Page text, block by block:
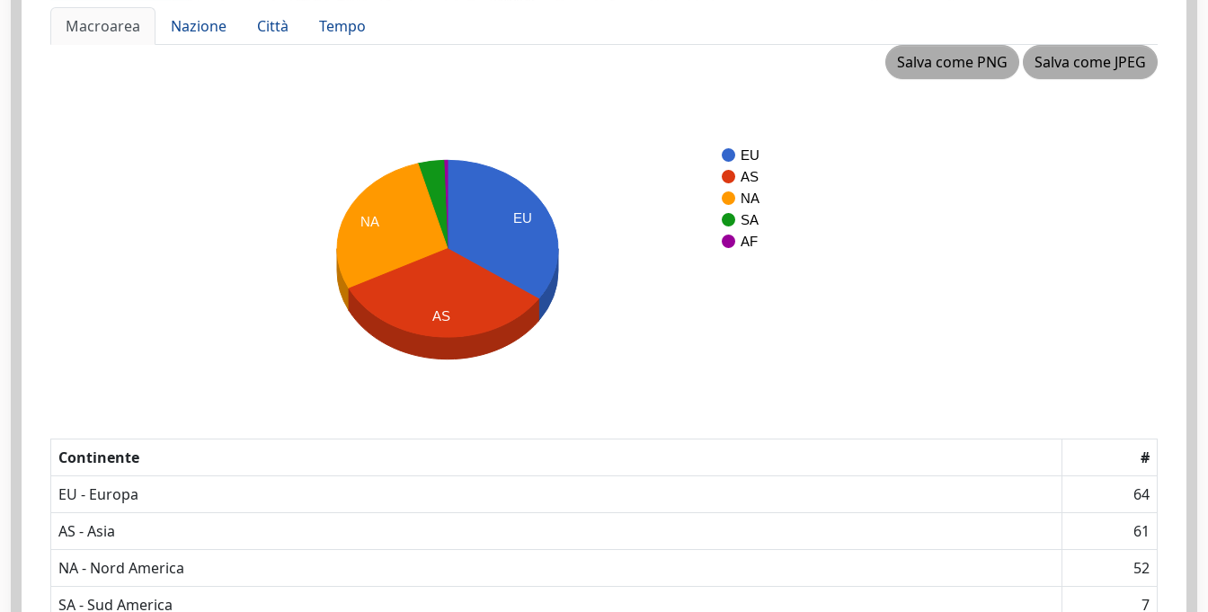
Macroarea Nazione Città
Tempo
Salva come PNG
Salva come JPEG
EU
AS
NA
SA
AF
EU
NA
AS
Continente
#
EU - Europa
64
AS - Asia
61
NA - Nord America
52
SA - Sud America
7